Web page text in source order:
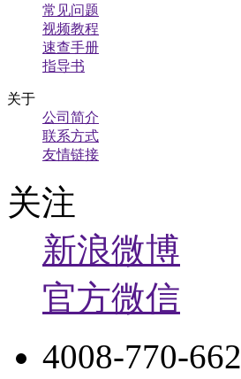
常见问题
视频教程
速查手册
指导书
关于
公司简介
联系方式
友情链接
关注
新浪微博
官方微信
4008-770-662